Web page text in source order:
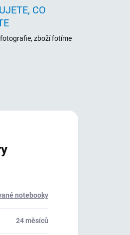
CO
zboží fotíme
notebooky
24 měsíců